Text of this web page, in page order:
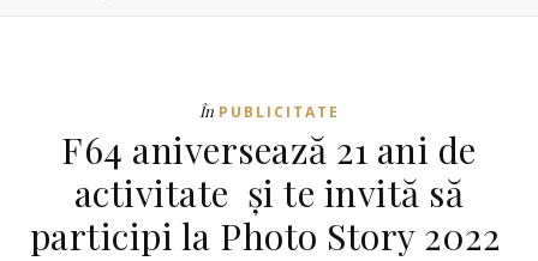
În PUBLICITATE
F64 aniversează 21 ani de
activitate şi te invită să
participi la Photo Story 2022